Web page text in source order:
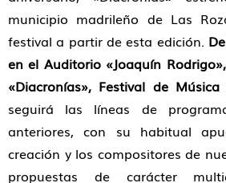
municipio madrileño de Las
festival a partir de esta edición.
en el Auditorio «Joaquín
«Diacronías», Festival de
seguirá las líneas de
anteriores, con su habitual
creación y los compositores de
propuestas de carácter